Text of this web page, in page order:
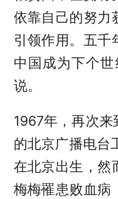
依靠自己的努力
引领作用。五千
中国成为下个
说。
1967年，再次
的北京广播电台
在北京出生，然
梅梅罹患败血病